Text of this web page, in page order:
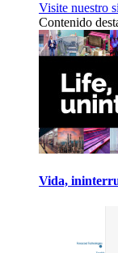
Visite nuestro
Contenido
Vida,